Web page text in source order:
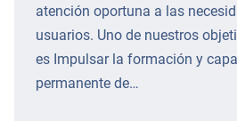
atención oportuna a las
usuarios. Uno de nuestros
es Impulsar la formación y
permanente de…